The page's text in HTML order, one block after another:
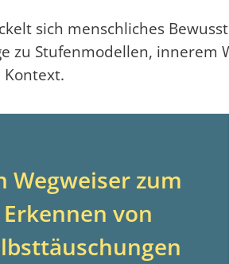
sich menschliches
zu Stufenmodellen,
Wegweiser zum
Erkennen von